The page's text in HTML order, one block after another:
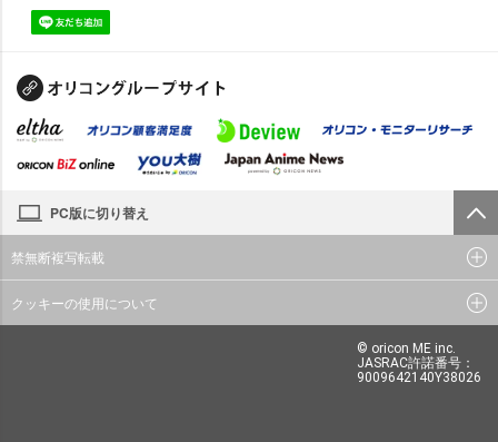
PC版に切り替え
禁無断複写転載
クッキーの使用について
© oricon ME inc.
JASRAC許諾番号：
9009642140Y38026